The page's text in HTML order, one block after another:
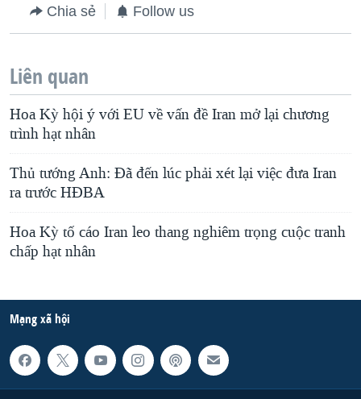
Chia sẻ Follow us
Liên quan
Hoa Kỳ hội ý với EU về vấn đề Iran mở lại chương
trình hạt nhân
Thủ tướng Anh: Ðã đến lúc phải xét lại việc đưa Iran
ra trước HÐBA
Hoa Kỳ tố cáo Iran leo thang nghiêm trọng cuộc tranh
chấp hạt nhân
Mạng xã hội